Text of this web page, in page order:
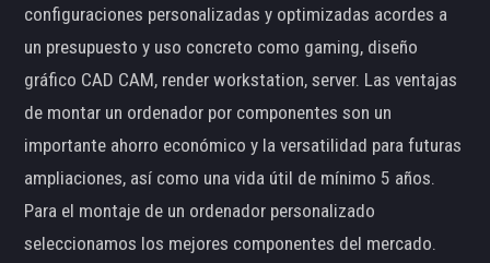
configuraciones personalizadas y optimizadas acordes a
un presupuesto y uso concreto como gaming, diseño
gráfico CAD CAM, render workstation, server. Las ventajas
de montar un ordenador por componentes son un
importante ahorro económico y la versatilidad para futuras
ampliaciones, así como una vida útil de mínimo 5 años.
Para el montaje de un ordenador personalizado
seleccionamos los mejores componentes del mercado.